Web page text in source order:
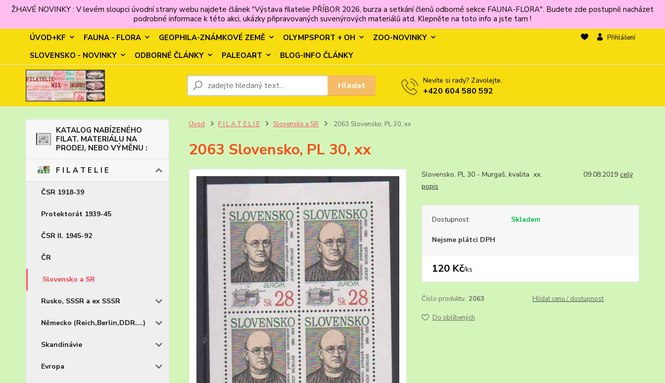
ŽHAVÉ NOVINKY : V levém sloupci úvodní strany webu najdete článek "Výstava filatelie PŘÍBOR 2026, burza a setkání členů odborné sekce FAUNA-FLORA". Budete zde postupně nacházet
podrobné informace k této akci, ukázky připravovaných suvenýrových materiálů atd. Klepněte na toto info a jste tam !
ÚVOD+KF
FAUNA - FLORA GEOPHILA-ZNÁMKOVÉ ZEMĚ OLYMPSPORT + OH
ZOO-NOVINKY
SLOVENSKO - NOVINKY
ODBORNÉ ČLÁNKY PALEOART BLOG-INFO ČLÁNKY
Přihlášení
Hledat Nevíte si rady? Zavolejte.
+420 604 580 592
KATALOG NABÍZENÉHO
FILAT. MATERIÁLU NA
PRODEJ, NEBO VÝMĚNU :
F I L A T E L I E
ČSR 1918-39
Protektorát 1939-45
ČSR II. 1945-92
ČR
Slovensko a SR
Rusko, SSSR a ex SSSR
Německo (Reich,Berlin,DDR....)
Skandinávie
Evropa
Úvod F I L A T E L I E Slovensko a SR 2063 Slovensko, PL 30, xx
2063 Slovensko, PL 30, xx
Slovensko, PL 30 - Murgaš, kvalita xx. 09.08.2019 celý
popis
Dostupnost Skladem
Nejsme plátci DPH
120 Kč/ks
Číslo produktu: 2063 Hlídat cenu / dostupnost
Do oblíbených